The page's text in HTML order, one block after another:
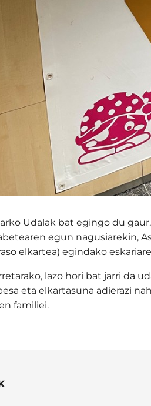
Udalak bat egingo du
egun nagusiarekin,
elkartea) egindako
lazo hori bat jarri da
eta elkartasuna adierazi
familiei.